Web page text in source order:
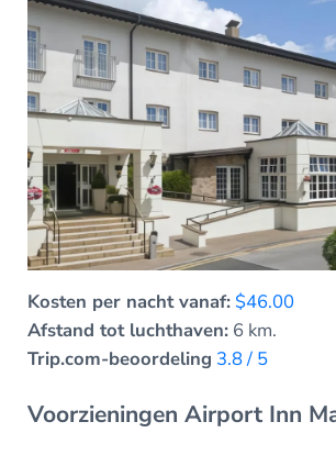
Kosten per nacht vanaf: $46.00
Afstand tot luchthaven:6 km.
Trip.com-beoordeling 3.8 / 5
Voorzieningen Airport Inn